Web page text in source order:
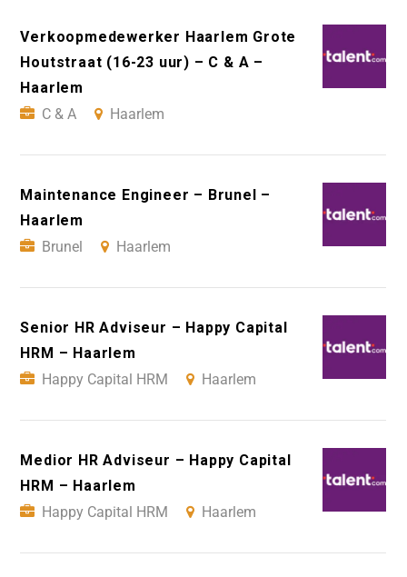
Verkoopmedewerker Haarlem Grote
Houtstraat (16-23 uur) – C & A –
Haarlem
C & A
Haarlem
Maintenance Engineer – Brunel –
Haarlem
Brunel
Haarlem
Senior HR Adviseur – Happy Capital
HRM – Haarlem
Happy Capital HRM
Haarlem
Medior HR Adviseur – Happy Capital
HRM – Haarlem
Happy Capital HRM
Haarlem